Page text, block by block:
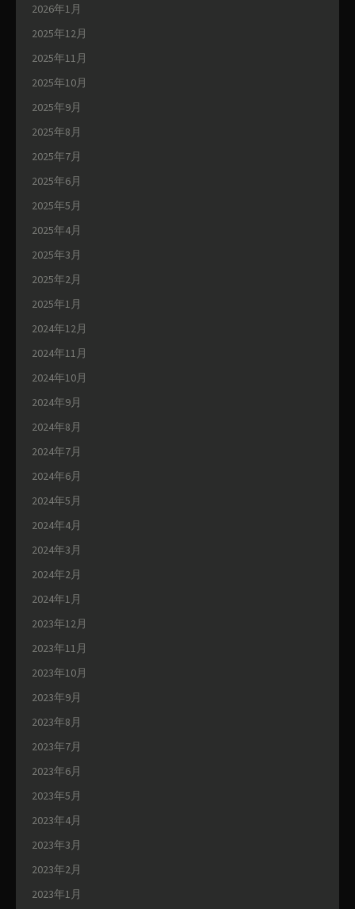
2026年1月
2025年12月
2025年11月
2025年10月
2025年9月
2025年8月
2025年7月
2025年6月
2025年5月
2025年4月
2025年3月
2025年2月
2025年1月
2024年12月
2024年11月
2024年10月
2024年9月
2024年8月
2024年7月
2024年6月
2024年5月
2024年4月
2024年3月
2024年2月
2024年1月
2023年12月
2023年11月
2023年10月
2023年9月
2023年8月
2023年7月
2023年6月
2023年5月
2023年4月
2023年3月
2023年2月
2023年1月